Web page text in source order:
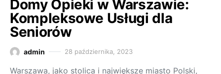
Domy Opieki w Warszawie:
Kompleksowe Usługi dla
Seniorów
admin 28 października, 2023
Warszawa, jako stolica i największe miasto Polski,